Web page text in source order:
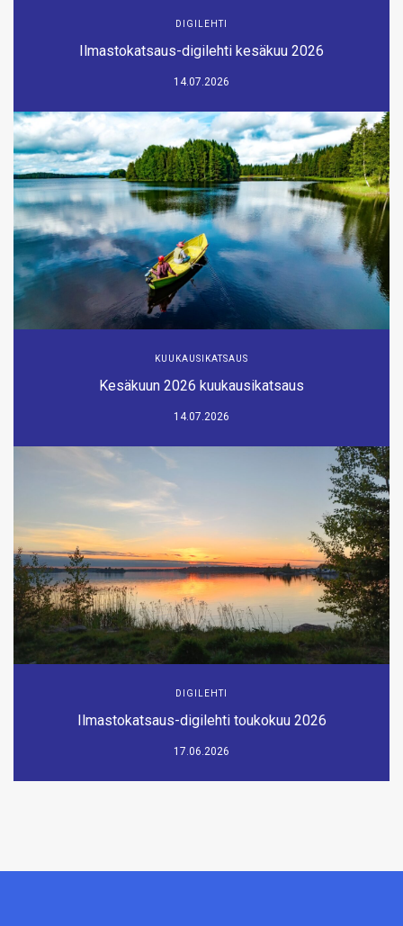
DIGILEHTI
Ilmastokatsaus-digilehti kesäkuu 2026
14.07.2026
KUUKAUSIKATSAUS
Kesäkuun 2026 kuukausikatsaus
14.07.2026
DIGILEHTI
Ilmastokatsaus-digilehti toukokuu 2026
17.06.2026